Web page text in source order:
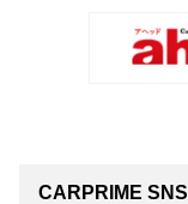
CARPRIME SNS